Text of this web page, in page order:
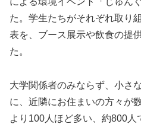
た。学生たちがそれぞれ取り
表を、ブース展示や飲食の提
た。
大学関係者のみならず、小さ
に、近隣にお住まいの方々が
より100人ほど多い、約800人